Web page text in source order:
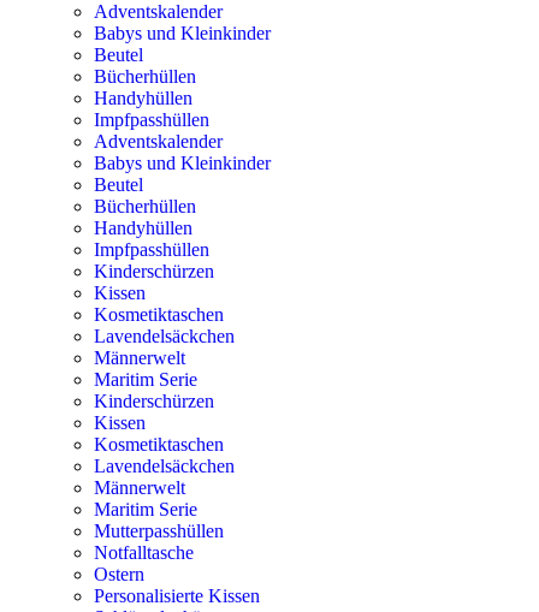
Adventskalender
Babys und Kleinkinder
Beutel
Bücherhüllen
Handyhüllen
Impfpasshüllen
Adventskalender
Babys und Kleinkinder
Beutel
Bücherhüllen
Handyhüllen
Impfpasshüllen
Kinderschürzen
Kissen
Kosmetiktaschen
Lavendelsäckchen
Männerwelt
Maritim Serie
Kinderschürzen
Kissen
Kosmetiktaschen
Lavendelsäckchen
Männerwelt
Maritim Serie
Mutterpasshüllen
Notfalltasche
Ostern
Personalisierte Kissen